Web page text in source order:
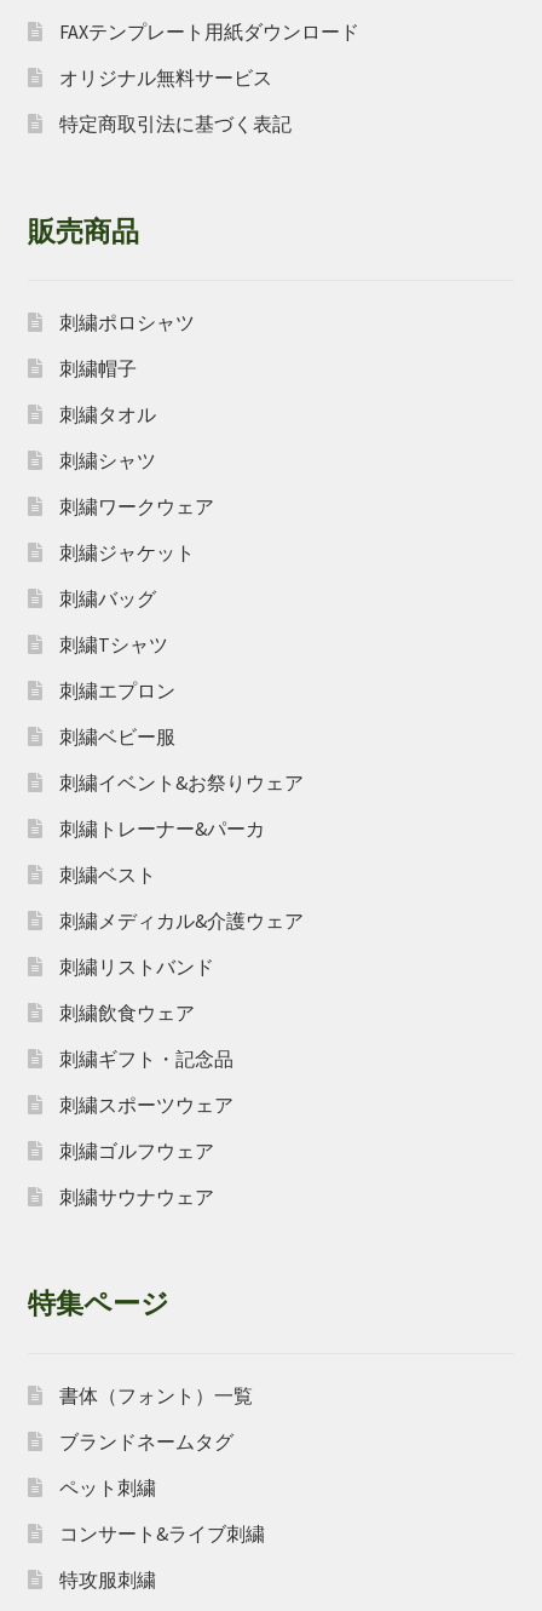
FAXテンプレート用紙ダウンロード
オリジナル無料サービス
特定商取引法に基づく表記
販売商品
刺繍ポロシャツ
刺繍帽子
刺繍タオル
刺繍シャツ
刺繍ワークウェア
刺繍ジャケット
刺繍バッグ
刺繍Tシャツ
刺繍エプロン
刺繍ベビー服
刺繍イベント&お祭りウェア
刺繍トレーナー&パーカ
刺繍ベスト
刺繍メディカル&介護ウェア
刺繍リストバンド
刺繍飲食ウェア
刺繍ギフト・記念品
刺繍スポーツウェア
刺繍ゴルフウェア
刺繍サウナウェア
特集ページ
書体（フォント）一覧
ブランドネームタグ
ペット刺繍
コンサート&ライブ刺繍
特攻服刺繍